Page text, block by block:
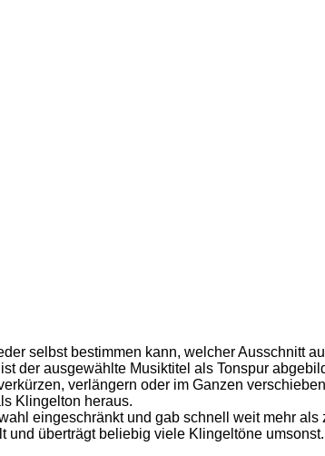
selbst bestimmen kann, welcher Ausschnitt
der ausgewählte Musiktitel als Tonspur
verlängern oder im Ganzen
Klingelton heraus.
eingeschränkt und gab schnell weit mehr
und überträgt beliebig viele Klingeltöne umsonst.